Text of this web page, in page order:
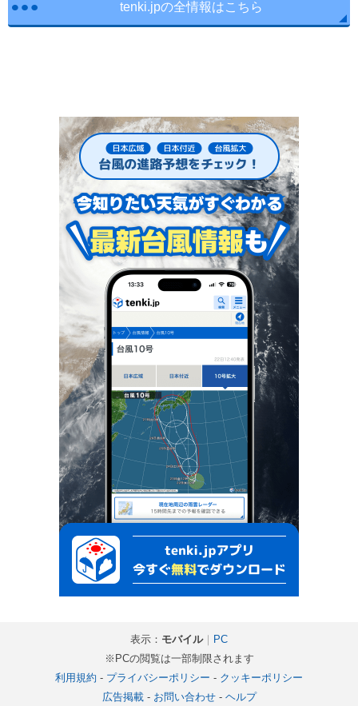
tenki.jpの全情報はこちら
表示： モバイル｜ PC
※PCの閲覧は一部制限されます
利用規約 - プライバシーポリシー - クッキーポリシー
広告掲載- お問い合わせ- ヘルプ